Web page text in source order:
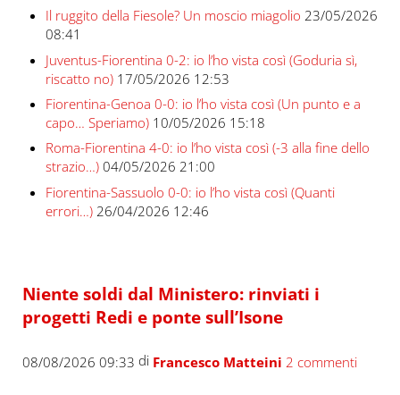
Il ruggito della Fiesole? Un moscio miagolio 23/05/2026
08:41
Juventus-Fiorentina 0-2: io l’ho vista così (Goduria sì,
riscatto no) 17/05/2026 12:53
Fiorentina-Genoa 0-0: io l’ho vista così (Un punto e a
capo… Speriamo) 10/05/2026 15:18
Roma-Fiorentina 4-0: io l’ho vista così (-3 alla fine dello
strazio…) 04/05/2026 21:00
Fiorentina-Sassuolo 0-0: io l’ho vista così (Quanti
errori…) 26/04/2026 12:46
Niente soldi dal Ministero: rinviati i
progetti Redi e ponte sull’Isone
08/08/2026 09:33 di Francesco Matteini 2 commenti